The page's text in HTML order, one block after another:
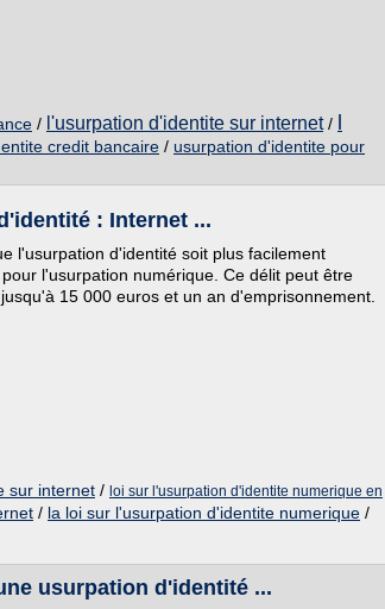
/ l'usurpation d'identite sur internet/
credit bancaire / usurpation d'identite pour
: Internet ...
l'usurpation d'identité soit plus facilement
l'usurpation numérique. Ce délit peut être
15 000 euros et un an d'emprisonnement.
sur internet / loi sur l'usurpation d'identite numerique en
/ la loi sur l'usurpation d'identite numerique /
usurpation d'identité ...